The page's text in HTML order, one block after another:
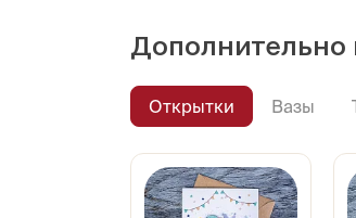
Дополнительно
Открытки Вазы